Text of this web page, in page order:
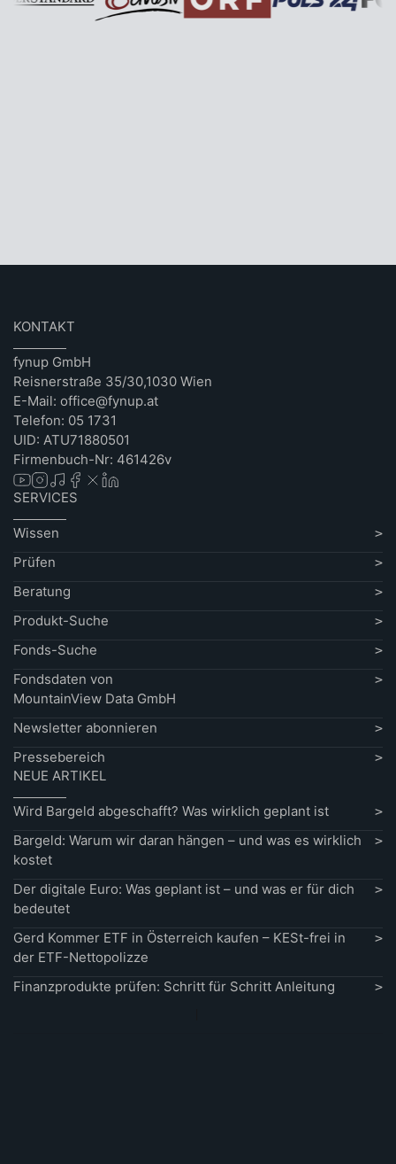
KONTAKT
fynup GmbH
Reisnerstraße 35/30,1030 Wien
E-Mail: office@fynup.at
Telefon: 05 1731
UID: ATU71880501
Firmenbuch-Nr: 461426v
SERVICES
Wissen
Prüfen
Beratung
Produkt-Suche
Fonds-Suche
Fondsdaten von
MountainView Data GmbH
Newsletter abonnieren
Pressebereich
NEUE ARTIKEL
Wird Bargeld abgeschafft? Was wirklich geplant ist
Bargeld: Warum wir daran hängen – und was es wirklich
kostet
Der digitale Euro: Was geplant ist – und was er für dich
bedeutet
Gerd Kommer ETF in Österreich kaufen – KESt-frei in
der ETF-Nettopolizze
Finanzprodukte prüfen: Schritt für Schritt Anleitung